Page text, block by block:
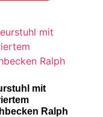
mit
Ralph